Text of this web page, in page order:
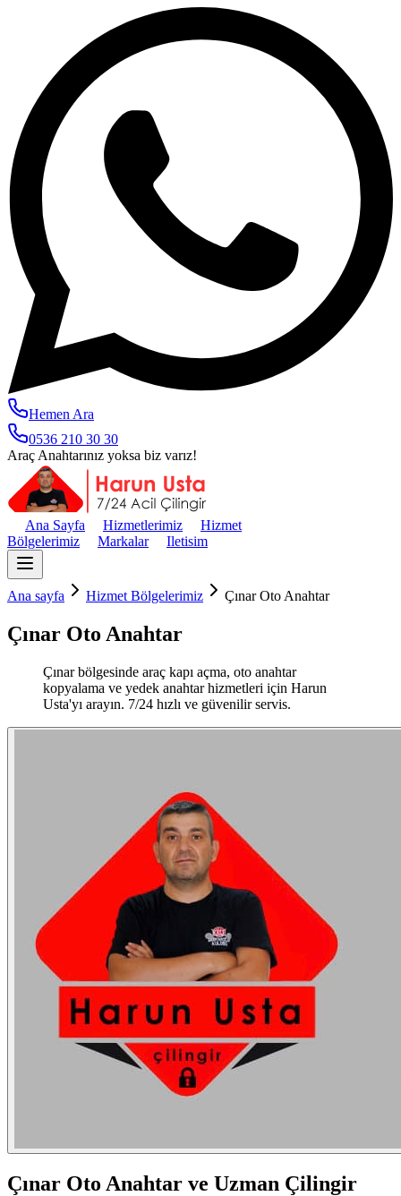
Hemen Ara
0536 210 30 30
Araç Anahtarınız yoksa biz varız!
Ana Sayfa Hizmetlerimiz
Hizmet
Bölgelerimiz
Markalar Iletisim
Ana sayfa Hizmet Bölgelerimiz Çınar Oto Anahtar
Çınar Oto Anahtar
Çınar bölgesinde araç kapı açma, oto anahtar
kopyalama ve yedek anahtar hizmetleri için Harun
Usta'yı arayın. 7/24 hızlı ve güvenilir servis.
Çınar Oto Anahtar ve Uzman Çilingir